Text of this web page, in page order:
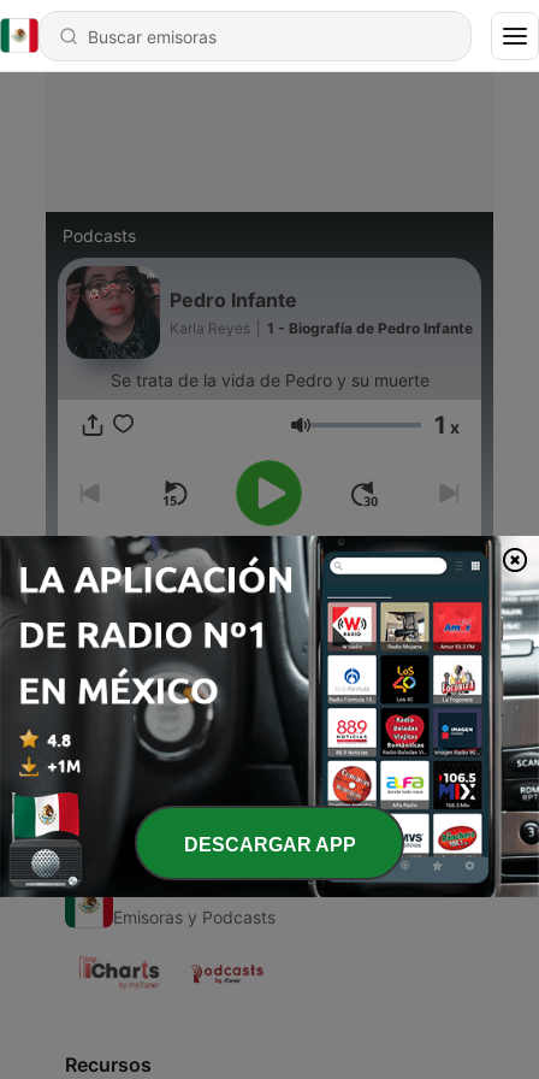
Podcasts
Pedro Infante
Karla Reyes 1 - Biografía de Pedro Infante
Se trata de la vida de Pedro y su muerte
Volumen 1 x
00:00 00:00
Episodios
- Biografía de Pedro Infante
27 feb. 2021
Emisoras y Podcasts
Recursos
DESCARGAR APP